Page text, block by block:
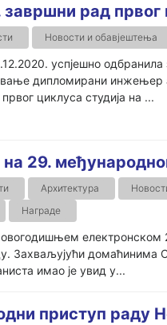
рад првог
Новости и обавјештења
успјешно
дипломирани инжењер
циклуса студија на ...
29.
Архитектура
Награде
овогодишњем
Захваљујући домаћинима
имао је увид у...
приступ раду